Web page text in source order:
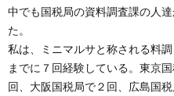
中でも国税局の資料調査課の人
た。
私は、ミニマルサと称される料
までに７回経験している。東京
回、大阪国税局で２回、広島国